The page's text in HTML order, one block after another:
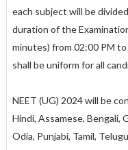
each subject will be
duration of the
minutes) from 02:00 PM
shall be uniform for all
NEET (UG) 2024 will be
Hindi, Assamese, Bengali,
Odia, Punjabi, Tamil,